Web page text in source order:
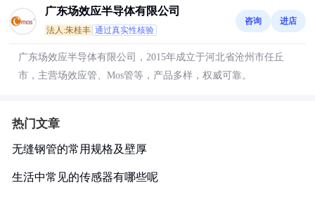
广东场效应半导体有限公司
法人:朱桂丰 通过真实性核验
咨询 进店
广东场效应半导体有限公司，2015年成立于河北省沧州市任丘
市，主营场效应管、Mos管等，产品多样，权威可靠。
热门文章
无缝钢管的常用规格及壁厚
生活中常见的传感器有哪些呢